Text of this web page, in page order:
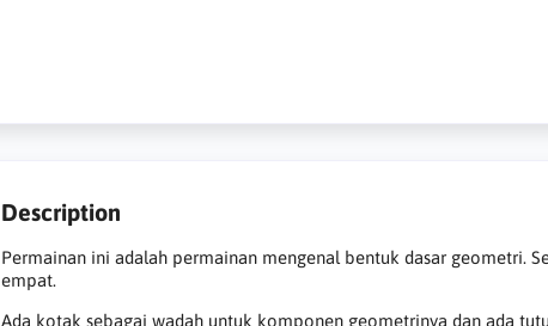
Description
Permainan ini adalah permainan mengenal bentuk dasar geometri.
empat.
Ada kotak sebagai wadah untuk komponen geometrinya dan ada